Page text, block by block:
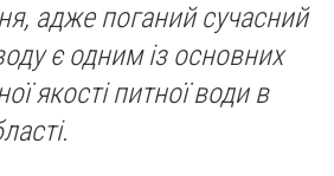
адже поганий сучасний
є одним із основних
якості питної води в